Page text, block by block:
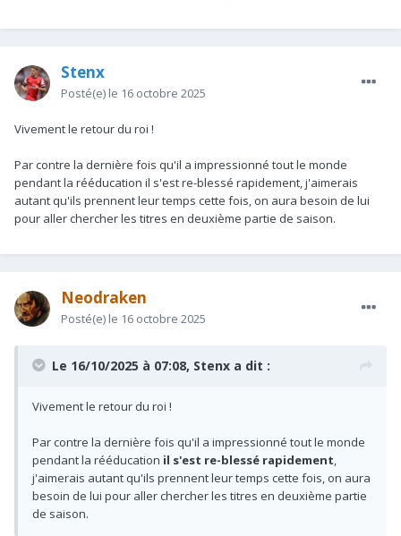
Stenx
Posté(e) le 16 octobre 2025
Vivement le retour du roi !
Par contre la dernière fois qu'il a impressionné tout le monde
pendant la rééducation il s'est re-blessé rapidement, j'aimerais
autant qu'ils prennent leur temps cette fois, on aura besoin de lui
pour aller chercher les titres en deuxième partie de saison.
Neodraken
Posté(e) le 16 octobre 2025
Le 16/10/2025 à 07:08, Stenx a dit :
Vivement le retour du roi !
Par contre la dernière fois qu'il a impressionné tout le monde
pendant la rééducation il s'est re-blessé rapidement
j'aimerais autant qu'ils prennent leur temps cette fois, on aura
besoin de lui pour aller chercher les titres en deuxième partie
de saison.